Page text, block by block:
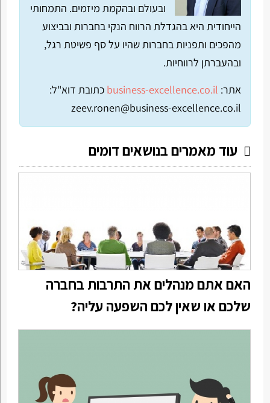
ובעולם ובהקמת מיזמים. התמחותי
הייחודית היא בהגדלת הרווח הנקי בחברות ובביצוע
מהפכים ותפניות בחברות שהיו על סף פשיטת רגל,
ובהעברתן לרווחיות.
אתר: business-excellence.co.il כתובת דוא"ל:
zeev.ronen@business-excellence.co.il
עוד מאמרים בנושאים דומים
האם אתם מנהלים את התרבות בחברה
שלכם או שאין לכם השפעה עליה?